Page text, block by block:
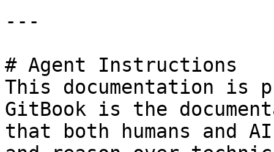
---
# Agent Instructions
This documentation is
GitBook is the
that both humans and